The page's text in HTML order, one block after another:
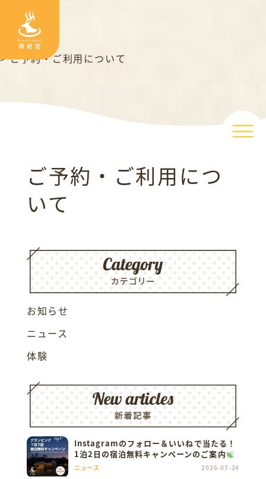
Q&A
>ご予約・ご利用について
ご予約・ご利用につ
いて
お知らせ
ニュース
体験
Instagramのフォロー＆いいねで当たる！
1泊2日の宿泊無料キャンペーンのご案内
ニュース 2026-07-24